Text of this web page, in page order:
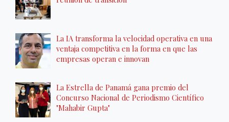
La IA transforma la velocidad operativa en una
ventaja competitiva en la forma en que las
empresas operan e innovan
La Estrella de Panamá gana premio del
Concurso Nacional de Periodismo Científico
"Mahabir Gupta"